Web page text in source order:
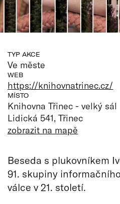
TYP AKCE
Ve měste
WEB
https://knihovnatrinec.cz/
MÍSTO
Knihovna Třinec - velký sál
Lidická 541, Třinec
zobrazit na mapě
Beseda s plukovníkem
91. skupiny
válce v 21. století.